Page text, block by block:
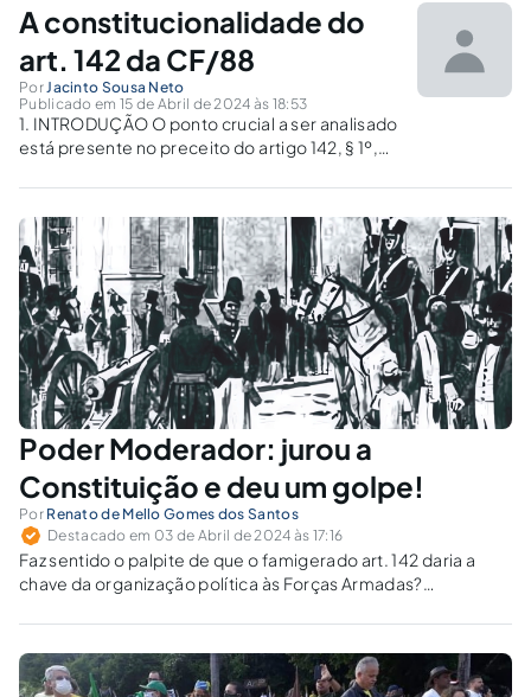
A constitucionalidade do
art. 142 da CF/88
PorJacinto Sousa Neto
Publicado em 15 de Abril de 2024 às 18:53
1. INTRODUÇÃO O ponto crucial a ser analisado
está presente no preceito do artigo 142, § 1º,
As Forças Armadas, constituídas pela Marinha,
pelo Exército e pela Aeronáutica, são
instituições nacionais permanentes...
Poder Moderador: jurou a
Constituição e deu um golpe!
Por Renato de Mello Gomes dos Santos
Destacado em 03 de Abril de 2024 às 17:16
Faz sentido o palpite de que o famigerado art. 142 daria a
chave da organização política às Forças Armadas?
exótica analogia entre intervenção militar e poder
moderador.